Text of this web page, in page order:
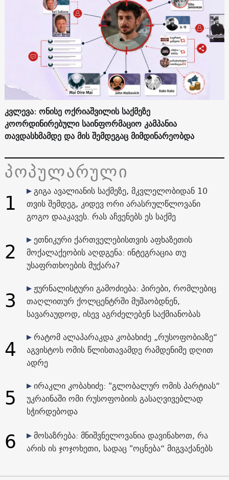
კვლევა: ონისე ოქრიაშვილის საქმეზე
კოორდინირებული საინფორმაციო კამპანია
თავდასხმამდე და მის შემდეგაც მიმდინარეობდა
პოპულარული
1
გიგა ავალიანის საქმეზე, მკვლელობიდან 10
თვის შემდეგ, კიდევ ორი არასრულწლოვანი
გოგო დააკავეს. რას აჩვენებს ეს საქმე
2
ეთნიკური ქართველებისთვის აფხაზეთის
მოქალაქეობის აღდგენა: ინტეგრაცია თუ
უსაფრთხოების მუქარა?
3
ჟურნალისტური გამოძიება: პირები, რომლებიც
თაღლითურ ქოლცენტრში მუშაობდნენ,
სავარაუდოდ, ისევ აგრძელებენ საქმიანობას
4
რატომ ალაპარაკდა კობახიძე „რუსოფობიაზე“
აგვისტოს ომის წლისთავამდე რამდენიმე დღით
ადრე
5
ირაკლი კობახიძე: "გლობალურ ომის პარტიას“
უკრაინაში ომი რუსოფობიის გასაღვივებლად
სჭირდებოდა
6
მოსაზრება: მნიშვნელოვანია დავინახოთ, რა
არის ის ჯოჯოხეთი, სადაც "ოცნება“ მიგვაქანებს